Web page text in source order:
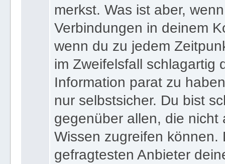
merkst. Was ist aber,
Verbindungen in deinem
wenn du zu jedem
im Zweifelsfall schlagartig
Information parat zu
nur selbstsicher. Du bist
gegenüber allen, die nicht
Wissen zugreifen können.
gefragtesten Anbieter